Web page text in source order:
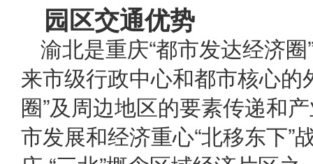
园区交通优势
渝北是重庆“都市发达经济
来市级行政中心和都市核心的
圈”及周边地区的要素传递和
市发展和经济重心“北移东下”